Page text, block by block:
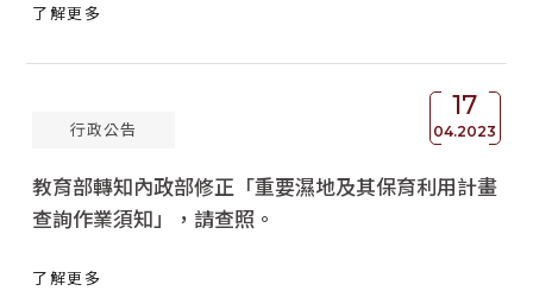
了解更多
17
04.2023
行政公告
教育部轉知內政部修正「重要濕地及其保育利用計畫
查詢作業須知」，請查照。
了解更多